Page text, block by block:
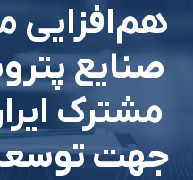
هم‌افزایی
صنایع
مشترک
جهت توسعه